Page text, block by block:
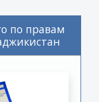
по правам